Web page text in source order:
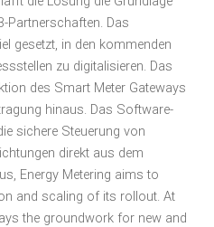
Partnerschaften. Das
gesetzt, in den kommenden
zu digitalisieren. Das
des Smart Meter Gateways
hinaus. Das Software-
sichere Steuerung von
direkt aus dem
Energy Metering aims to
and scaling of its rollout. At
the groundwork for new and